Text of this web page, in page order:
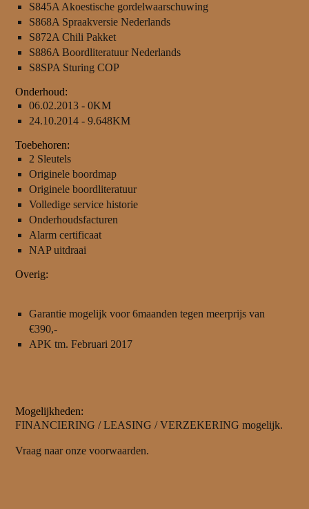
S845A Akoestische gordelwaarschuwing
S868A Spraakversie Nederlands
S872A Chili Pakket
S886A Boordliteratuur Nederlands
S8SPA Sturing COP
Onderhoud:
06.02.2013 - 0KM
24.10.2014 - 9.648KM
Toebehoren:
2 Sleutels
Originele boordmap
Originele boordliteratuur
Volledige service historie
Onderhoudsfacturen
Alarm certificaat
NAP uitdraai
Overig:
Garantie mogelijk voor 6maanden tegen meerprijs van
€390,-
APK tm. Februari 2017
Mogelijkheden:
FINANCIERING / LEASING / VERZEKERING mogelijk.
Vraag naar onze voorwaarden.